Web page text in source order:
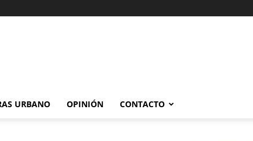
URBANO OPINIÓN CONTACTO